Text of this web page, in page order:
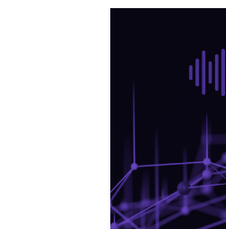
Routing